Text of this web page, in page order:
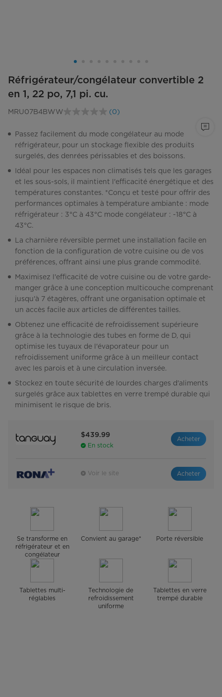
Réfrigérateur/congélateur convertible 2
en 1, 22 po, 7,1 pi. cu.
MRU07B4BWW
Aucune
pour
ce
produit.
Lien
la
même
page.
(0)
Passez facilement du mode congélateur au mode
réfrigérateur, pour un stockage flexible des produits
surgelés, des denrées périssables et des boissons.
Idéal pour les espaces non climatisés tels que les garages
et les sous-sols, il maintient l'efficacité énergétique et des
températures constantes. *Conçu et testé pour offrir des
performances optimales à température ambiante : mode
réfrigérateur : 3°C à 43°C mode congélateur : -18°C à
43°C.
La charnière réversible permet une installation facile en
fonction de la configuration de votre cuisine ou de vos
préférences, offrant ainsi une plus grande commodité.
Maximisez l'efficacité de votre cuisine ou de votre garde-
manger grâce à une conception multicouche comprenant
jusqu'à 7 étagères, offrant une organisation optimale et
un accès facile aux articles de différentes tailles.
Obtenez une efficacité de refroidissement supérieure
grâce à la technologie des tubes en forme de D, qui
optimise les tuyaux de l'évaporateur pour un
refroidissement uniforme grâce à un meilleur contact
avec les parois et à une circulation inversée.
Stockez en toute sécurité de lourdes charges d'aliments
surgelés grâce aux tablettes en verre trempé durable qui
minimisent le risque de bris.
$439.99
En stock
Acheter
Voir le site Acheter
Se transforme en
réfrigérateur et en
congélateur
Convient au garage* Porte réversible
Tablettes multi-
réglables
Technologie de
refroidissement
uniforme
Tablettes en verre
trempé durable